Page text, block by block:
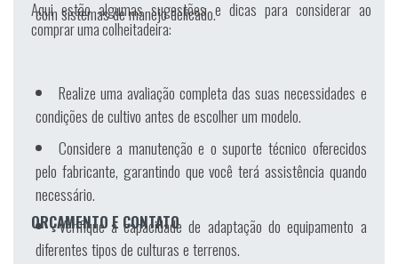
com sistemas de manejo delicado.
Aqui estão algumas sugestões e dicas para considerar ao
comprar uma colheitadeira:
Realize uma avaliação completa das suas necessidades e
condições de cultivo antes de escolher um modelo.
Considere a manutenção e o suporte técnico oferecidos
pelo fabricante, garantindo que você terá assistência quando
necessário.
Verifique a capacidade de adaptação do equipamento a
diferentes tipos de culturas e terrenos.
ORÇAMENTO E CONTATO